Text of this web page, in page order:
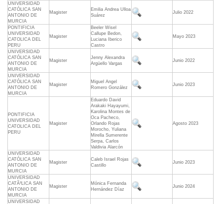
UNIVERSIDAD
CATÓLICA SAN
ANTONIO DE
MURCIA
Magister
Emilia Andrea Ulloa
Suárez
Julio 2022
PONTIFICIA
UNIVERSIDAD
CATOLICA DEL
PERU
Magister
Beeler Wisel
Callupe Bedon,
Luciana Iberico
Castro
Mayo 2023
UNIVERSIDAD
CATÓLICA SAN
ANTONIO DE
MURCIA
Magister
Jenny Alexandra
Argüello Vargas
Junio 2022
UNIVERSIDAD
CATÓLICA SAN
ANTONIO DE
MURCIA
Magister
Miguel Angel
Romero González
Junio 2023
PONTIFICIA
UNIVERSIDAD
CATOLICA DEL
PERU
Magister
Eduardo David
Arakaki Hayayumi,
Karolina Montes de
Oca Pacheco,
Orlando Rojas
Morocho, Yuliana
Mirella Sumerente
Serpa, Carlos
Valdivia Alarcón
Agosto 2023
UNIVERSIDAD
CATÓLICA SAN
ANTONIO DE
MURCIA
Magister
Caleb Israel Rojas
Castillo
Junio 2023
UNIVERSIDAD
CATÃ³LICA SAN
ANTONIO DE
MURCIA
Magister
Mónica Fernanda
Hernández Díaz
Junio 2024
UNIVERSIDAD